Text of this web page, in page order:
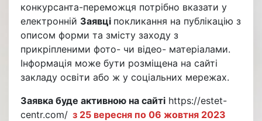
конкурсанта-переможця потрібно вказати у
електронній Заявці покликання на публікацію з
описом форми та змісту заходу з
прикріпленими фото- чи відео- матеріалами.
Інформація може бути розміщена на сайті
закладу освіти або ж у соціальних мережах.
Заявка буде активною на сайті https://estet-
centr.com/ з 25 вересня по 06 жовтня 2023